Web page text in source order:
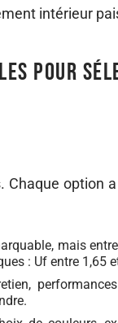
intérieur
pour
Chaque option
mais
: Uf entre 1,65